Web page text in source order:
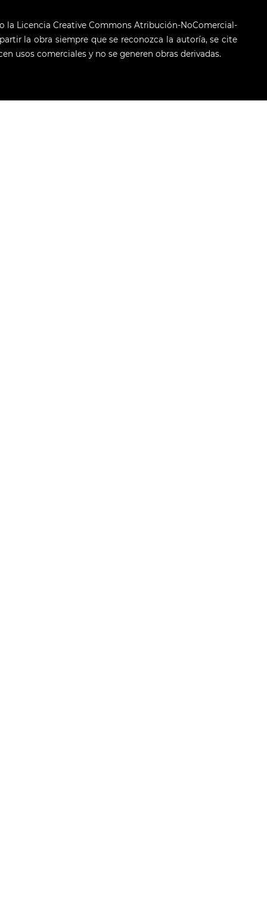
la Licencia Creative Commons Atribución-NoComercial-
la obra siempre que se reconozca la autoría, se cite
usos comerciales y no se generen obras derivadas.